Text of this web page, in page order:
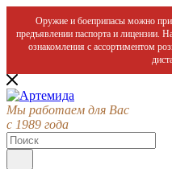
Оружие и боеприпасы можно
предъявлении паспорта и лицензии.
ознакомления с ассортиментом
Мы работаем для Вас
с 1989 года